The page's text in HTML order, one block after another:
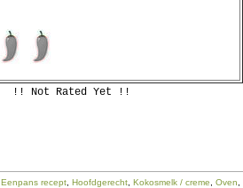
!! Not Rated Yet !!
Eenpans recept Hoofdgerecht Kokosmelk / creme Oven